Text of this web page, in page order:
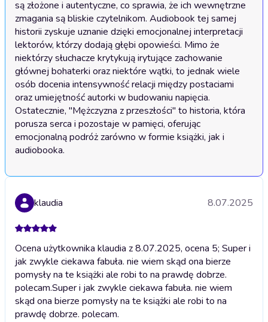
są złożone i autentyczne, co sprawia, że ich wewnętrzne
zmagania są bliskie czytelnikom. Audiobook tej samej
historii zyskuje uznanie dzięki emocjonalnej interpretacji
lektorów, którzy dodają głębi opowieści. Mimo że
niektórzy słuchacze krytykują irytujące zachowanie
głównej bohaterki oraz niektóre wątki, to jednak wiele
osób docenia intensywność relacji między postaciami
oraz umiejętność autorki w budowaniu napięcia.
Ostatecznie, "Mężczyzna z przeszłości" to historia, która
porusza serca i pozostaje w pamięci, oferując
emocjonalną podróż zarówno w formie książki, jak i
audiobooka.
klaudia 8.07.2025
Ocena użytkownika klaudia z 8.07.2025, ocena 5; Super i
jak zwykle ciekawa fabuła. nie wiem skąd ona bierze
pomysły na te książki ale robi to na prawdę dobrze.
polecam.Super i jak zwykle ciekawa fabuła. nie wiem
skąd ona bierze pomysły na te książki ale robi to na
prawdę dobrze. polecam.